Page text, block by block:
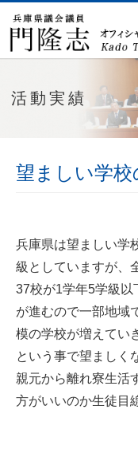
活動実績
望ましい学校
兵庫県は望ましい学
級としていますが、
37校が1学年5学級以
が進むので一部地域
模の学校が増えてい
という事で望ましく
親元から離れ寮生活
方がいいのか生徒目